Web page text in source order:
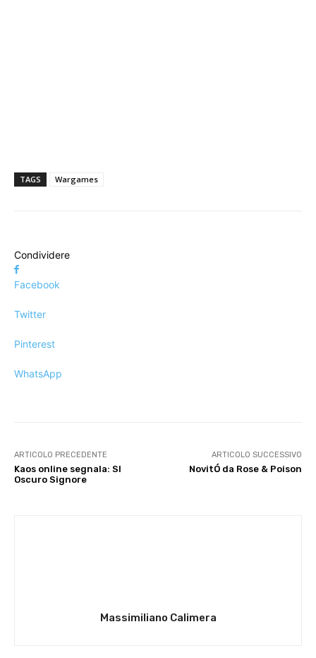
TAGS Wargames
Condividere
Facebook
Twitter
Pinterest
WhatsApp
ARTICOLO PRECEDENTE
Kaos online segnala: SI
Oscuro Signore
ARTICOLO SUCCESSIVO
NovitÓ da Rose & Poison
Massimiliano Calimera